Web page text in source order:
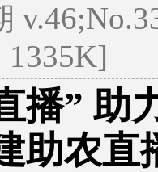
1335K]
播” 助
助农直